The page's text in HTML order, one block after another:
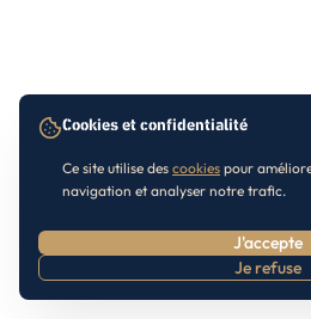
Cookies et confidentialité
Ce site utilise des cookies pour
navigation et analyser notre trafic.
J'accepte
Je refuse